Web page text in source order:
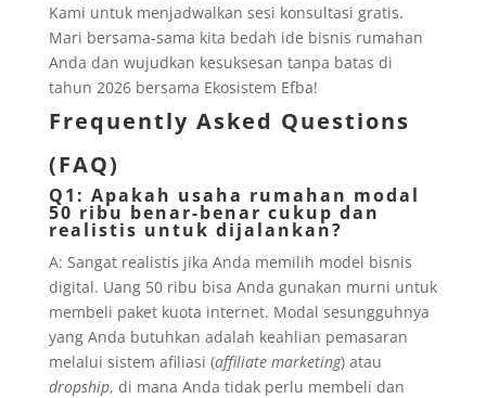
Kami untuk menjadwalkan sesi konsultasi gratis.
Mari bersama-sama kita bedah ide bisnis rumahan
Anda dan wujudkan kesuksesan tanpa batas di
tahun 2026 bersama Ekosistem Efba!
Frequently Asked Questions
(FAQ)
Q1: Apakah usaha rumahan modal
50 ribu benar-benar cukup dan
realistis untuk dijalankan?
A: Sangat realistis jika Anda memilih model bisnis
digital. Uang 50 ribu bisa Anda gunakan murni untuk
membeli paket kuota internet. Modal sesungguhnya
yang Anda butuhkan adalah keahlian pemasaran
melalui sistem afiliasi (affiliate marketing) atau
dropship, di mana Anda tidak perlu membeli dan